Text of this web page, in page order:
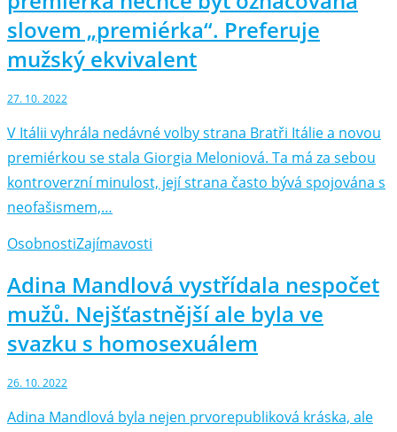
slovem „premiérka“. Preferuje
mužský ekvivalent
27. 10. 2022
V Itálii vyhrála nedávné volby strana Bratři Itálie a novou
premiérkou se stala Giorgia Meloniová. Ta má za sebou
kontroverzní minulost, její strana často bývá spojována s
neofašismem,…
OsobnostiZajímavosti
Adina Mandlová vystřídala nespočet
mužů. Nejšťastnější ale byla ve
svazku s homosexuálem
26. 10. 2022
Adina Mandlová byla nejen prvorepubliková kráska, ale